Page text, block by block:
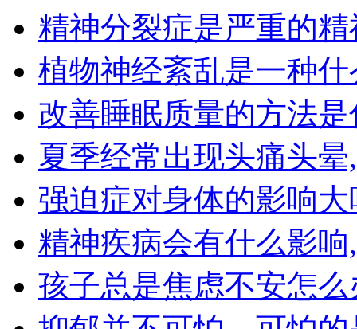
精神分裂症是严重的
植物神经紊乱是一种
改善睡眠质量的方法
夏季经常出现头痛头
强迫症对身体的影响
精神疾病会有什么影
孩子总是焦虑不安怎